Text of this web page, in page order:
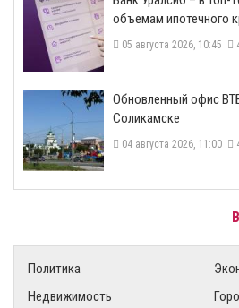
объемам ипотечного
05 августа 2026, 10:45
​Обновленный офис
Соликамске
04 августа 2026, 11:00
Политика
Недвижимость